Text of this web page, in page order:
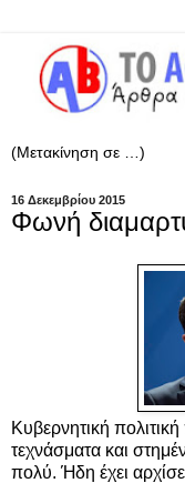
16 Δεκεμβρίου 2015
Φωνή
Κυβερνητική
τεχνάσματα και
πολύ. Ήδη έχει